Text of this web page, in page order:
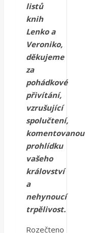
listů
knih
Lenko a
Veroniko,
děkujeme
za
pohádkové
přivítání,
vzrušující
spolučtení,
komentovanou
prohlídku
vašeho
království
a
nehynoucí
trpělivost.
Rozečteno